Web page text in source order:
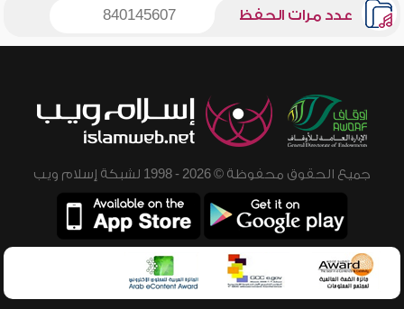
عدد مرات الحفظ 840145607
جميع الحقوق محفوظة © 2026 - 1998 لشبكة إسلام ويب